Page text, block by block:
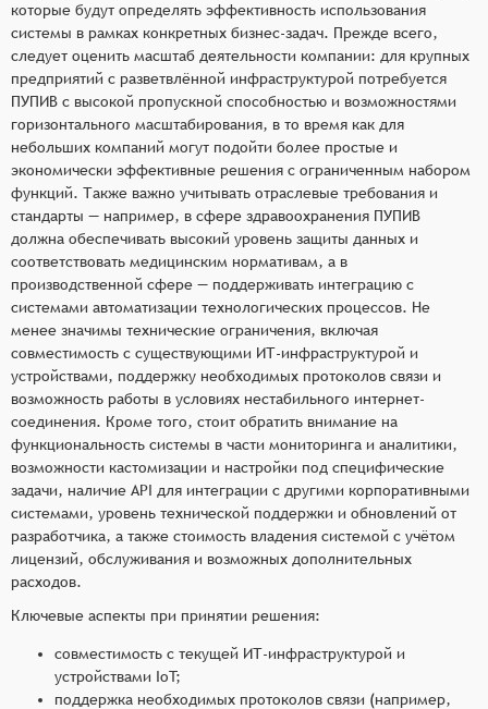
которые будут определять эффективность использования
системы в рамках конкретных бизнес-задач. Прежде всего,
следует оценить масштаб деятельности компании: для крупных
предприятий с разветвлённой инфраструктурой потребуется
ПУПИВ с высокой пропускной способностью и возможностями
горизонтального масштабирования, в то время как для
небольших компаний могут подойти более простые и
экономически эффективные решения с ограниченным набором
функций. Также важно учитывать отраслевые требования и
стандарты — например, в сфере здравоохранения ПУПИВ
должна обеспечивать высокий уровень защиты данных и
соответствовать медицинским нормативам, а в
производственной сфере — поддерживать интеграцию с
системами автоматизации технологических процессов. Не
менее значимы технические ограничения, включая
совместимость с существующими ИТ-инфраструктурой и
устройствами, поддержку необходимых протоколов связи и
возможность работы в условиях нестабильного интернет-
соединения. Кроме того, стоит обратить внимание на
функциональность системы в части мониторинга и аналитики,
возможности кастомизации и настройки под специфические
задачи, наличие API для интеграции с другими корпоративными
системами, уровень технической поддержки и обновлений от
разработчика, а также стоимость владения системой с учётом
лицензий, обслуживания и возможных дополнительных
расходов.
Ключевые аспекты при принятии решения:
совместимость с текущей ИТ-инфраструктурой и
устройствами IoT;
поддержка необходимых протоколов связи (например,